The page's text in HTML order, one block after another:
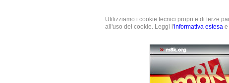
Utilizziamo i cookie tecnici propri e di terze
all'uso dei cookie. Leggi l'informativa estesa e